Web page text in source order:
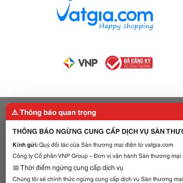
⚠️ Thông báo quan trọng
THÔNG BÁO NGỪNG CUNG CẤP DỊCH VỤ SÀN
Kính gửi:Quý đối tác của Sàn thương mại điện tử vatgia.com
Công ty Cổ phần VNP Group – Đơn vị vận hành Sàn thương
📅 Thời điểm ngừng cung cấp dịch vụ
Chúng tôi sẽ chính thức ngừng cung cấp dịch vụ Sàn thương